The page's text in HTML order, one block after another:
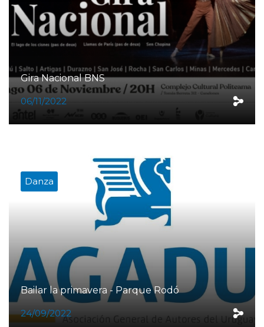
Gira Nacional BNS
06/11/2022
Danza
Bailar la primavera - Parque Rodó
24/09/2022